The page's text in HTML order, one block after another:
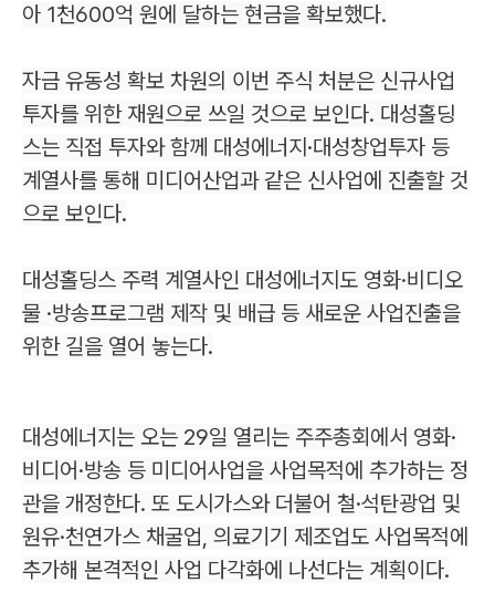
아 1천600억 원에 달하는 현금을 확보했다.
자금 유동성 확보 차원의 이번 주식 처분은 신규사업
투자를 위한 재원으로 쓰일 것으로 보인다. 대성홀딩
스는 직접 투자와 함께 대성에너지·대성창업투자 등
계열사를 통해 미디어산업과 같은 신사업에 진출할 것
으로 보인다.
대성홀딩스 주력 계열사인 대성에너지도 영화·비디오
물 ·방송프로그램 제작 및 배급 등 새로운 사업진출을
위한 길을 열어 놓는다.
대성에너지는 오는 29일 열리는 주주총회에서 영화·
비디어·방송 등 미디어사업을 사업목적에 추가하는 정
관을 개정한다. 또 도시가스와 더불어 철·석탄광업 및
원유·천연가스 채굴업, 의료기기 제조업도 사업목적에
추가해 본격적인 사업 다각화에 나선다는 계획이다.